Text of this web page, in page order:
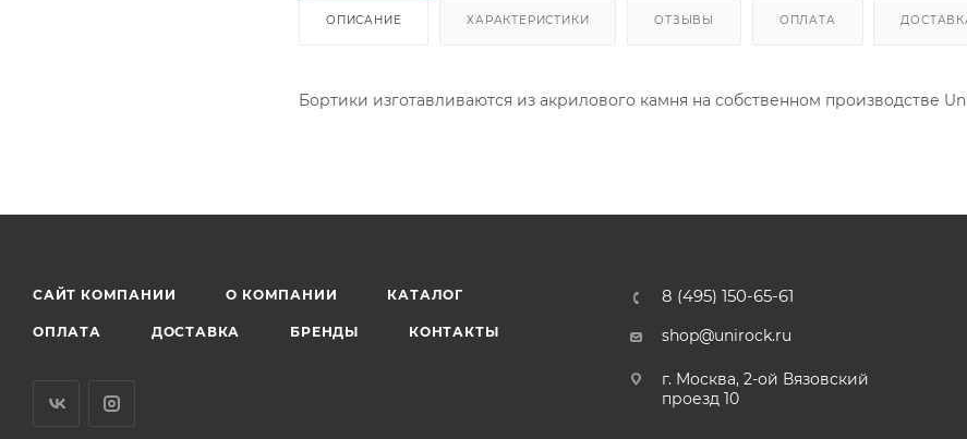
ОПИСАНИЕ ХАРАКТЕРИСТИКИ ОТЗЫВЫ ОПЛАТА
Бортики изготавливаются из акрилового камня на собственном производстве
САЙТ КОМПАНИИ О КОМПАНИИ КАТАЛОГ
ОПЛАТА ДОСТАВКА БРЕНДЫ КОНТАКТЫ
8 (495) 150-65-61
shop@unirock.ru
г. Москва, 2-ой Вязовский
проезд 10